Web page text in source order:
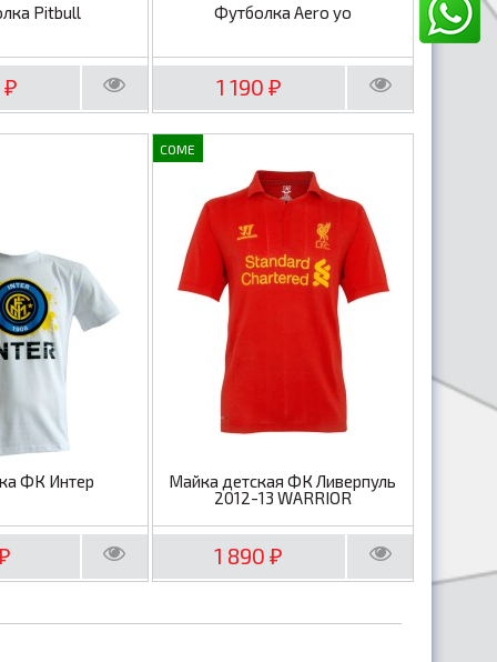
Pitbull
₽
Футболка Aero yo
1 190 ₽
ФК Интер
COME
Майка детская ФК Ливерпуль
2012-13 WARRIOR
1 890₽